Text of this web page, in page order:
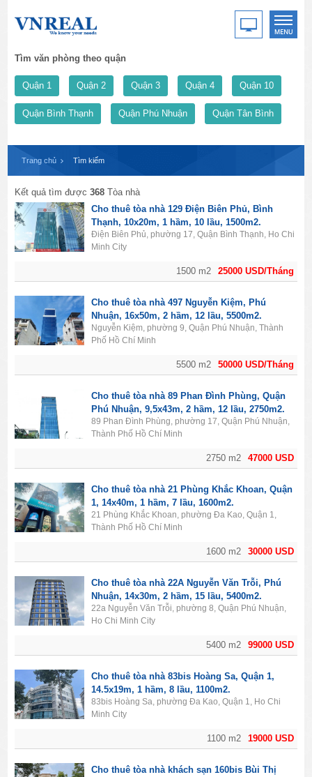
Tìm văn phòng theo quận
Quận 1 Quận 2 Quận 3 Quận 4 Quận 10
Quận Bình Thạnh Quận Phú Nhuận Quận Tân Bình
Trang chủ Tìm kiếm
Kết quả tìm được368 Tòa nhà
25000 USD/Tháng
1500 m2
Cho thuê tòa nhà 129 Điện Biên Phủ, Bình
Thạnh, 10x20m, 1 hầm, 10 lầu, 1500m2.
Điện Biên Phủ, phường 17, Quận Bình Thạnh, Ho Chi
Minh City
50000 USD/Tháng
5500 m2
Cho thuê tòa nhà 497 Nguyễn Kiệm, Phú
Nhuận, 16x50m, 2 hầm, 12 lầu, 5500m2.
Nguyễn Kiệm, phường 9, Quận Phú Nhuận, Thành
Phố Hồ Chí Minh
47000 USD
2750 m2
Cho thuê tòa nhà 89 Phan Đình Phùng, Quận
Phú Nhuận, 9,5x43m, 2 hầm, 12 lầu, 2750m2.
89 Phan Đình Phùng, phường 17, Quận Phú Nhuận,
Thành Phố Hồ Chí Minh
30000 USD
1600 m2
Cho thuê tòa nhà 21 Phùng Khắc Khoan, Quận
1, 14x40m, 1 hầm, 7 lầu, 1600m2.
21 Phùng Khắc Khoan, phường Đa Kao, Quận 1,
Thành Phố Hồ Chí Minh
99000 USD
5400 m2
Cho thuê tòa nhà 22A Nguyễn Văn Trỗi, Phú
Nhuận, 14x30m, 2 hầm, 15 lầu, 5400m2.
22a Nguyễn Văn Trỗi, phường 8, Quận Phú Nhuận,
Ho Chi Minh City
19000 USD
1100 m2
Cho thuê tòa nhà 83bis Hoàng Sa, Quận 1,
14.5x19m, 1 hầm, 8 lầu, 1100m2.
83bis Hoàng Sa, phường Đa Kao, Quận 1, Ho Chi
Minh City
Cho thuê tòa nhà khách sạn 160bis Bùi Thị